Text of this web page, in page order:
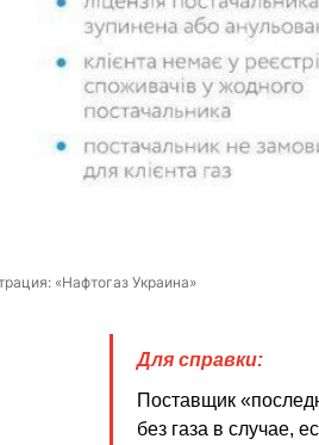
«Нафтогаз Украина»
Для справки:
Поставщик
без газа в случае,